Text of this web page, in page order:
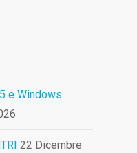
e Windows
22 Dicembre